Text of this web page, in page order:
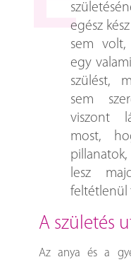
egész
sem
egy
szülést,
sem
viszont
most,
lesz
feltétlenül
a
Az anya és a